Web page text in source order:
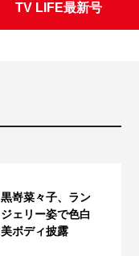
TV LIFE最新号
黒嵜菜々子、ラン
ジェリー姿で色白
美ボディ披露